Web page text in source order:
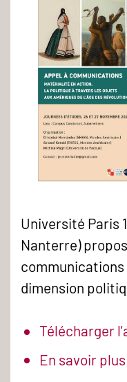
Université Paris
Nanterre)
dimension
Télécharger
En savoir plus